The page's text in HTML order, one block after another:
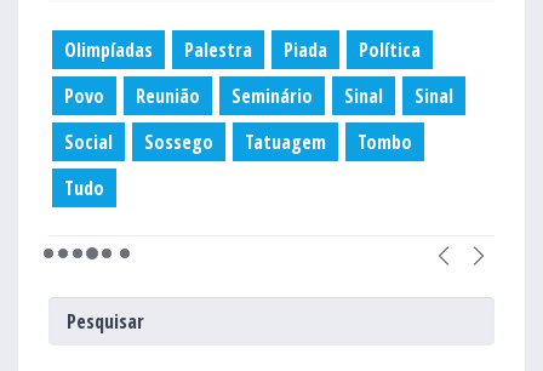
Olimpíadas Palestra Piada
Política
Povo
Reunião Seminário Sinal
Sinal
Social
Sossego Tatuagem
Tombo
Tudo